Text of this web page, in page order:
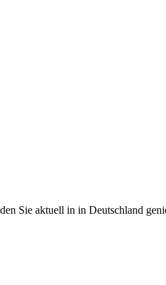
Sie aktuell in in Deutschland